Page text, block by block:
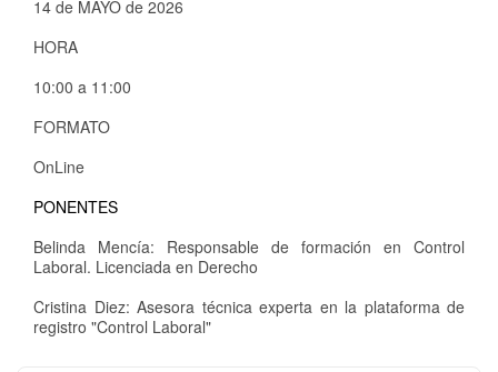
14 de MAYO de 2026
HORA
10:00 a 11:00
FORMATO
OnLine
PONENTES
Belinda Mencía: Responsable de formación en Control
Laboral. Licenciada en Derecho
Cristina Diez: Asesora técnica experta en la plataforma de
registro "Control Laboral"